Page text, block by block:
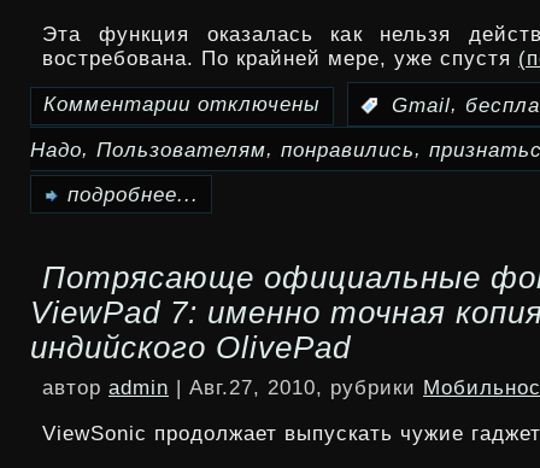
Эта функция оказалась как нельзя
востребована. По крайней мере, уже спустя
Комментарии
записи
надо
признаться
отключены Gmail,
Надо, Пользователям, понравились,
подробнее...
Потрясающе официальные
ViewPad 7: именно точная
индийского OlivePad
автор admin | Авг.27, 2010, рубрики
ViewSonic продолжает выпускать чужие